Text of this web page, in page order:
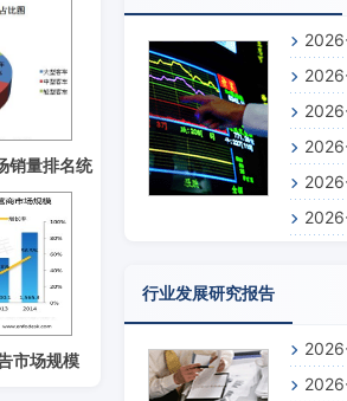
销量排名统
市场规模
测报告
预测报
预测报
预测报
预测报
行业发展研究报告